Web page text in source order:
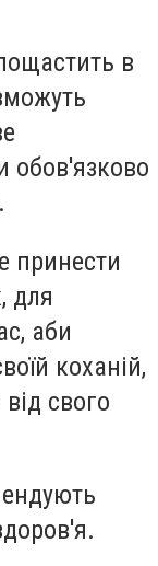
в
обов'язково
принести
для
аби
коханій,
свого